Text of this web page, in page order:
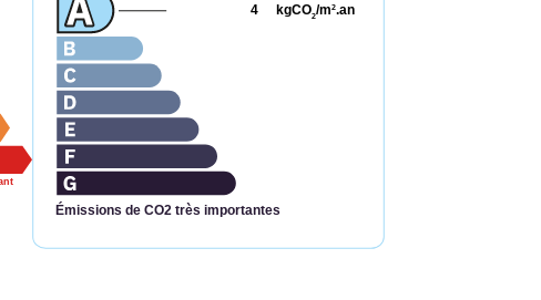
Émissions de CO2 très importantes
kgCO2/m2.an
4